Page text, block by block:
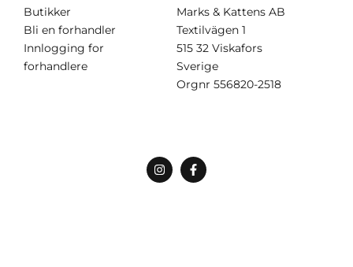
Butikker
Bli en forhandler
Innlogging for
forhandlere
Marks & Kattens AB
Textilvägen 1
515 32 Viskafors
Sverige
Orgnr 556820-2518